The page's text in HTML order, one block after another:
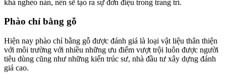
khá nghèo nàn, nên sẽ tạo ra sự đơn điệu trong trang trí.
Phào chỉ bằng gỗ
Hiện nay phào chỉ bằng gỗ được đánh giá là loại vật liệu thân thiện
với môi trường với nhiều những ưu điểm vượt trội luôn được người
tiêu dùng cũng như những kiến trúc sư, nhà đầu tư xây dựng đánh
giá cao.